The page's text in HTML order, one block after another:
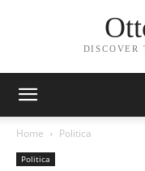
DISCOVER
Home Politica
Politica